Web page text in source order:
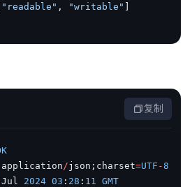
"readable" , "writable" ]
复制
application /json ; charset=UTF -8
Jul 2024 03 : 28 : 11
GMT